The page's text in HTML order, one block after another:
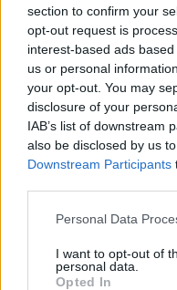
section to confirm your
opt-out request is
interest-based ads
us or personal
your opt-out. You may
disclosure of your
IAB’s list of downstream
also be disclosed by us
Downstream Participants
Personal Data
I want to opt-out of
personal data.
Opted In
Azenhas do Guadiana
de sexta-feira
A zona das Azenhas do
Beja, vai ser...
29 Julho, 2026 - 14:11